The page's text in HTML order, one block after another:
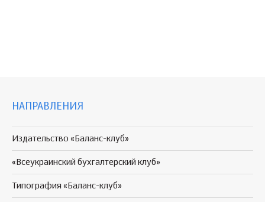
НАПРАВЛЕНИЯ
Издательство «Баланс-клуб»
«Всеукраинский бухгалтерский клуб»
Типография «Баланс-клуб»